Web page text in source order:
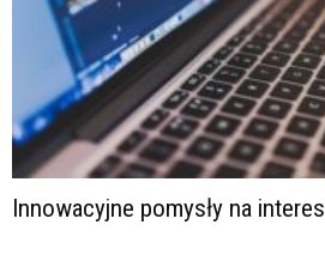
Innowacyjne pomysły na interes